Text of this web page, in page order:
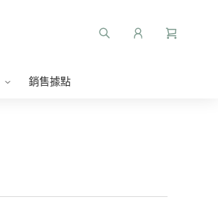
銷售據點